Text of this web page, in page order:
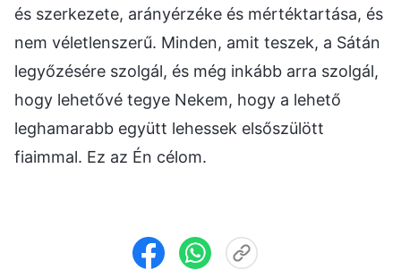
és szerkezete, arányérzéke és mértéktartása, és
nem véletlenszerű. Minden, amit teszek, a Sátán
legyőzésére szolgál, és még inkább arra szolgál,
hogy lehetővé tegye Nekem, hogy a lehető
leghamarabb együtt lehessek elsőszülött
fiaimmal. Ez az Én célom.